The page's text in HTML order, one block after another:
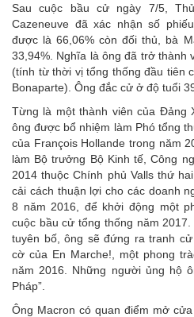
Sau cuộc bầu cử ngày 7/5,
Cazeneuve đã xác nhận số
được là 66,06% còn đối thủ, bà
33,94%. Nghĩa là ông đã trở thành
(tính từ thời vị tổng thống đầu tiên
Bonaparte). Ông đắc cử ở độ tuổi
Từng là một thành viên của Đảng
ông được bổ nhiệm làm Phó tổng
của François Hollande trong năm
làm Bộ trưởng Bộ Kinh tế, Công
2014 thuộc Chính phủ Valls thứ
cải cách thuận lợi cho các doanh
8 năm 2016, để khởi động một
cuộc bầu cử tổng thống năm
tuyên bố, ông sẽ đứng ra tranh
cờ của En Marche!, một phong
năm 2016. Những người ủng hộ
Pháp”.
Ông Macron có quan điểm mở